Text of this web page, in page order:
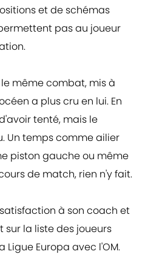
et de schémas
pas au joueur
le même combat, mis à
a plus cru en lui. En
tenté, mais le
Un temps comme ailier
piston gauche ou même
de match, rien n'y fait.
à son coach et
sur la liste des joueurs
Europa avec l'OM.